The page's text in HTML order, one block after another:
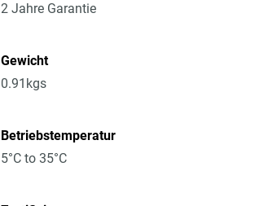
2 Jahre Garantie
Gewicht
0.91kgs
Betriebstemperatur
5°C to 35°C